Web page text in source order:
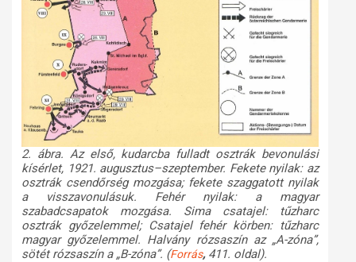
2. ábra. Az első, kudarcba fulladt osztrák bevonulási
kísérlet, 1921. augusztus–szeptember. Fekete nyilak: az
osztrák csendőrség mozgása; fekete szaggatott nyilak
a visszavonulásuk. Fehér nyilak: a magyar
szabadcsapatok mozgása. Sima csatajel: tűzharc
osztrák győzelemmel; Csatajel fehér körben: tűzharc
magyar győzelemmel. Halvány rózsaszín az „A-zóna”,
sötét rózsaszín a „B-zóna”. (Forrás, 411. oldal).